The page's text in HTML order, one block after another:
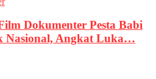
Dokumenter Pesta Babi
Nasional, Angkat Luka…